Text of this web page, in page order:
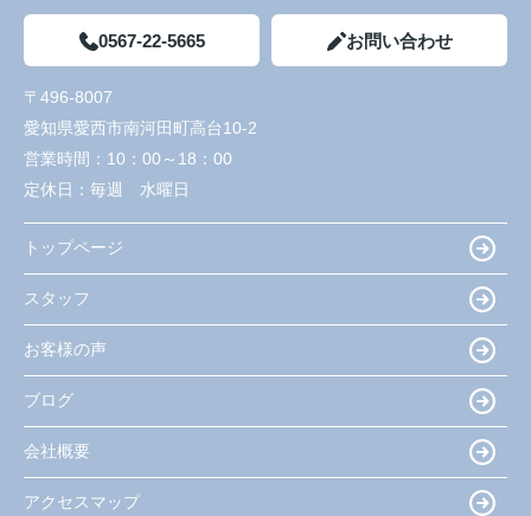
0567-22-5665 お問い合わせ
〒496-8007
愛知県愛西市南河田町高台10-2
営業時間： 10：00～18：00
定休日： 毎週 水曜日
トップページ
スタッフ
お客様の声
ブログ
会社概要
アクセスマップ